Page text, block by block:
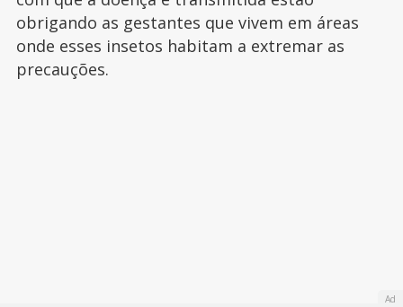
obrigando as gestantes que vivem em áreas
onde esses insetos habitam a extremar as
precauções.
Ad